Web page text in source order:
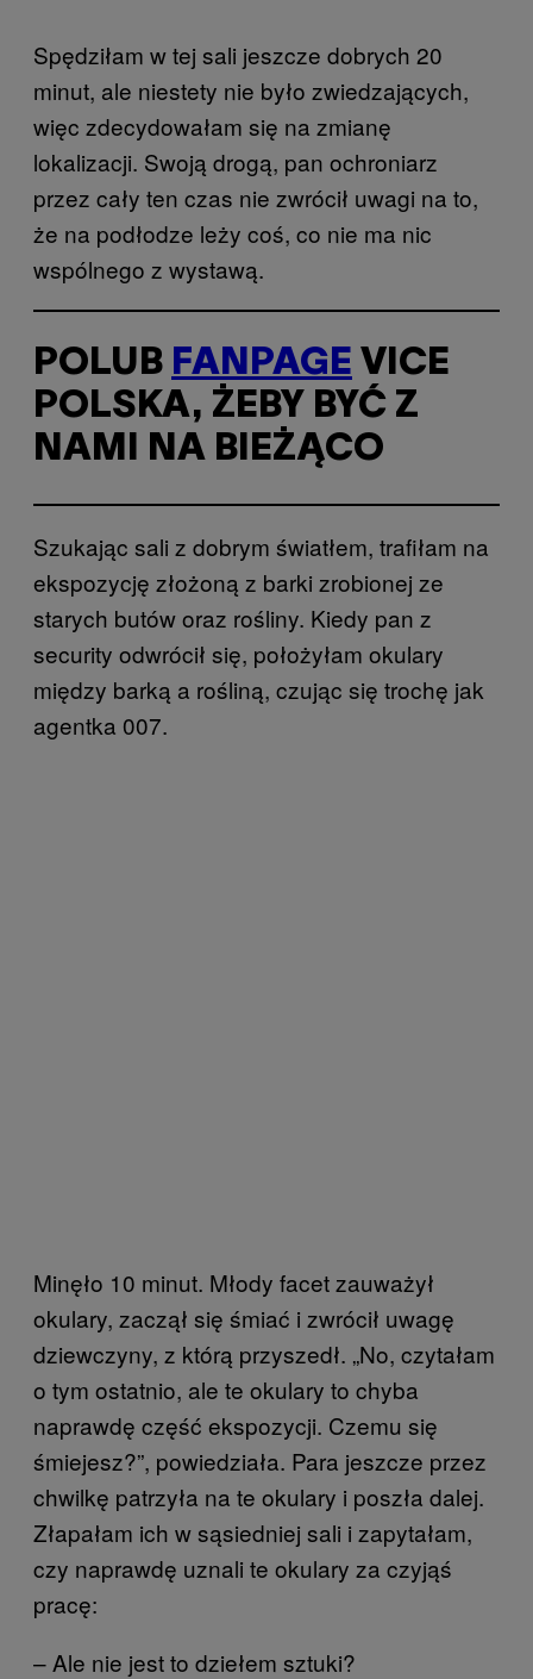
Spędziłam w tej sali jeszcze dobrych 20
minut, ale niestety nie było zwiedzających,
więc zdecydowałam się na zmianę
lokalizacji. Swoją drogą, pan ochroniarz
przez cały ten czas nie zwrócił uwagi na to,
że na podłodze leży coś, co nie ma nic
wspólnego z wystawą.
POLUB FANPAGE VICE
POLSKA, ŻEBY BYĆ Z
NAMI NA BIEŻĄCO
Szukając sali z dobrym światłem, trafiłam na
ekspozycję złożoną z barki zrobionej ze
starych butów oraz rośliny. Kiedy pan z
security odwrócił się, położyłam okulary
między barką a rośliną, czując się trochę jak
agentka 007.
Minęło 10 minut. Młody facet zauważył
okulary, zaczął się śmiać i zwrócił uwagę
dziewczyny, z którą przyszedł. „No, czytałam
o tym ostatnio, ale te okulary to chyba
naprawdę część ekspozycji. Czemu się
śmiejesz?”, powiedziała. Para jeszcze przez
chwilkę patrzyła na te okulary i poszła dalej.
Złapałam ich w sąsiedniej sali i zapytałam,
czy naprawdę uznali te okulary za czyjąś
pracę:
– Ale nie jest to dziełem sztuki?